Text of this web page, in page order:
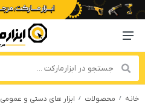
Menu Navigation
خانه محصولات ابزار های دستی و عمومی